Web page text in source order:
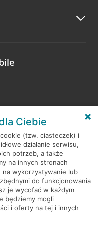
opinią o wizycie.
Ciebie
(tzw. ciasteczek) i
działanie serwisu,
potrzeb, a także
na innych stronach
wykorzystywanie lub
do funkcjonowania
je wycofać w każdym
będziemy mogli
i oferty na tej i innych